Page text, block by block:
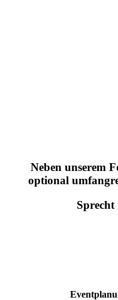
Neben unserem
optional
Sprecht